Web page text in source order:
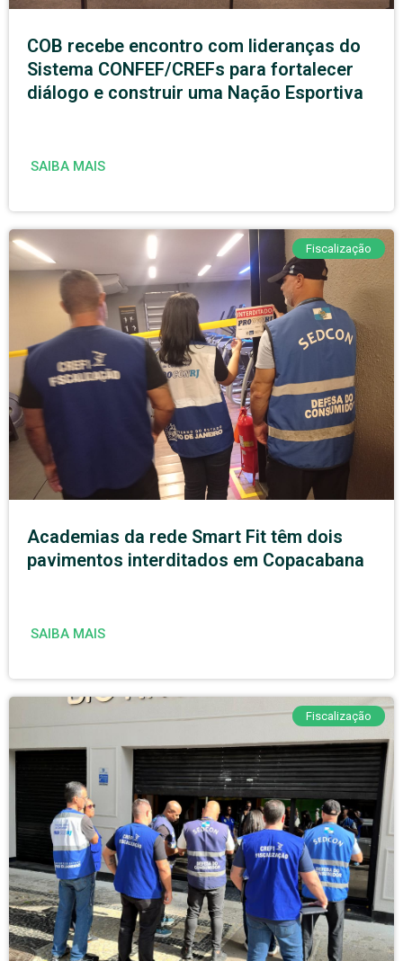
COB recebe encontro com lideranças do
Sistema CONFEF/CREFs para fortalecer
diálogo e construir uma Nação Esportiva
SAIBA MAIS
Fiscalização
Academias da rede Smart Fit têm dois
pavimentos interditados em Copacabana
SAIBA MAIS
Fiscalização